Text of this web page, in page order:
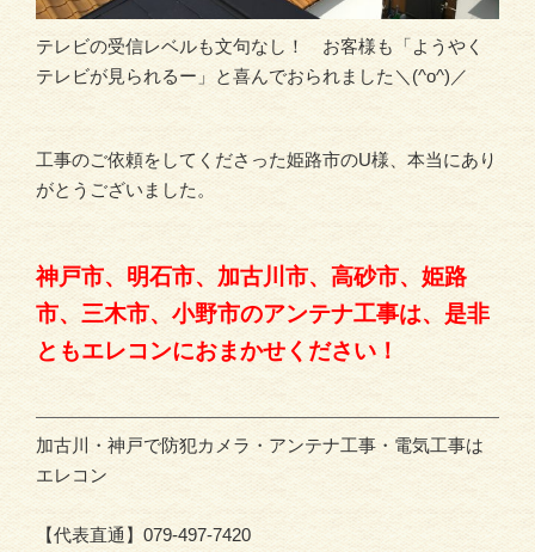
テレビの受信レベルも文句なし！ お客様も「ようやく
テレビが見られるー」と喜んでおられました＼(^o^)／
工事のご依頼をしてくださった姫路市のU様、本当にあり
がとうございました。
神戸市、明石市、加古川市、高砂市、姫路
市、三木市、小野市のアンテナ工事は、是非
ともエレコンにおまかせください！
加古川・神戸で防犯カメラ・アンテナ工事・電気工事は
エレコン
【代表直通】079-497-7420